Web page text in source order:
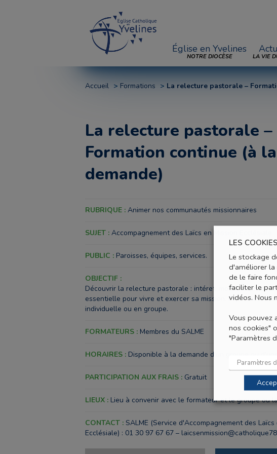
Église en Yvelines
NOTRE DIOCÈSE LA VIE
Accueil Formations La relecture pastorale –
La relecture pastorale –
Formation continue (à la
demande)
RUBRIQUE : Animer nos communautés missionnaires
SUJET : Accompagnement des Laïcs en Mission Ecclésiale
PUBLIC : Paroisses, équipes, services.
OBJECTIF :
Découvrir la relecture pastorale : intéret, modalités, mise
essentielle pour vivre et exercer sa mission.
individuelle ou en groupe.
FORMATEURS : Membres du SALME
HORAIRES : Disponible à la demande d'un groupe ou d'une
PARTICIPATION AUX FRAIS : Gratuit
LIEUX : Lieu à convenir avec le formateur et le groupe ou
CONTACT : SALME (Service d'Accompagnement des Laïcs
Ecclésiale) : 01 30 97 67 67 –
LES
Le stockage
d'améliorer
de le faire
faciliter le
vidéos. Nous
Vous pouvez
nos cookies"
"Paramètres
Paramètres